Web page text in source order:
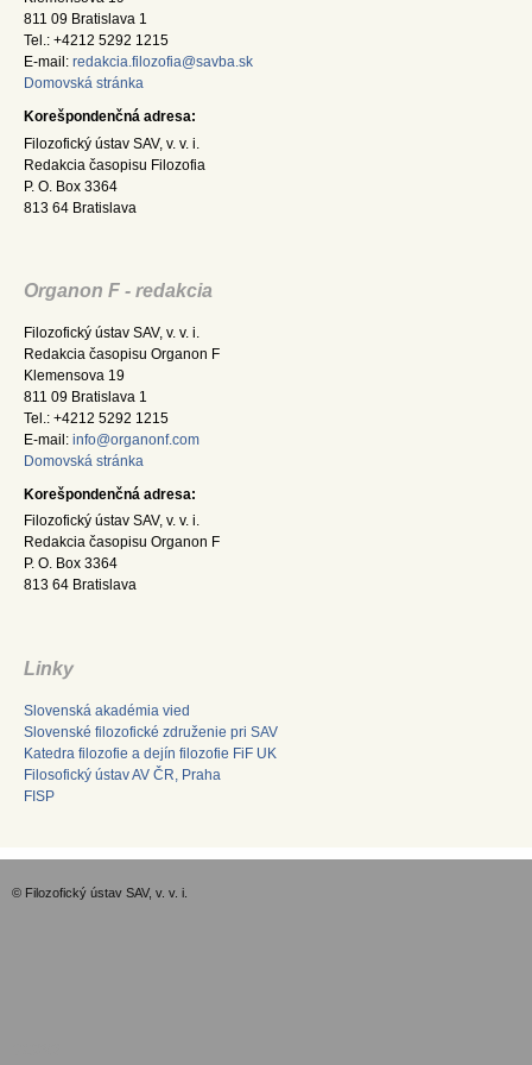
811 09 Bratislava 1
Tel.: +4212 5292 1215
E-mail: redakcia.filozofia@savba.sk
Domovská stránka
Korešpondenčná adresa:
Filozofický ústav SAV, v. v. i.
Redakcia časopisu Filozofia
P. O. Box 3364
813 64 Bratislava
Organon F - redakcia
Filozofický ústav SAV, v. v. i.
Redakcia časopisu Organon F
Klemensova 19
811 09 Bratislava 1
Tel.: +4212 5292 1215
E-mail: info@organonf.com
Domovská stránka
Korešpondenčná adresa:
Filozofický ústav SAV, v. v. i.
Redakcia časopisu Organon F
P. O. Box 3364
813 64 Bratislava
Linky
Slovenská akadémia vied
Slovenské filozofické združenie pri SAV
Katedra filozofie a dejín filozofie FiF UK
Filosofický ústav AV ČR, Praha
FISP
© Filozofický ústav SAV, v. v. i.